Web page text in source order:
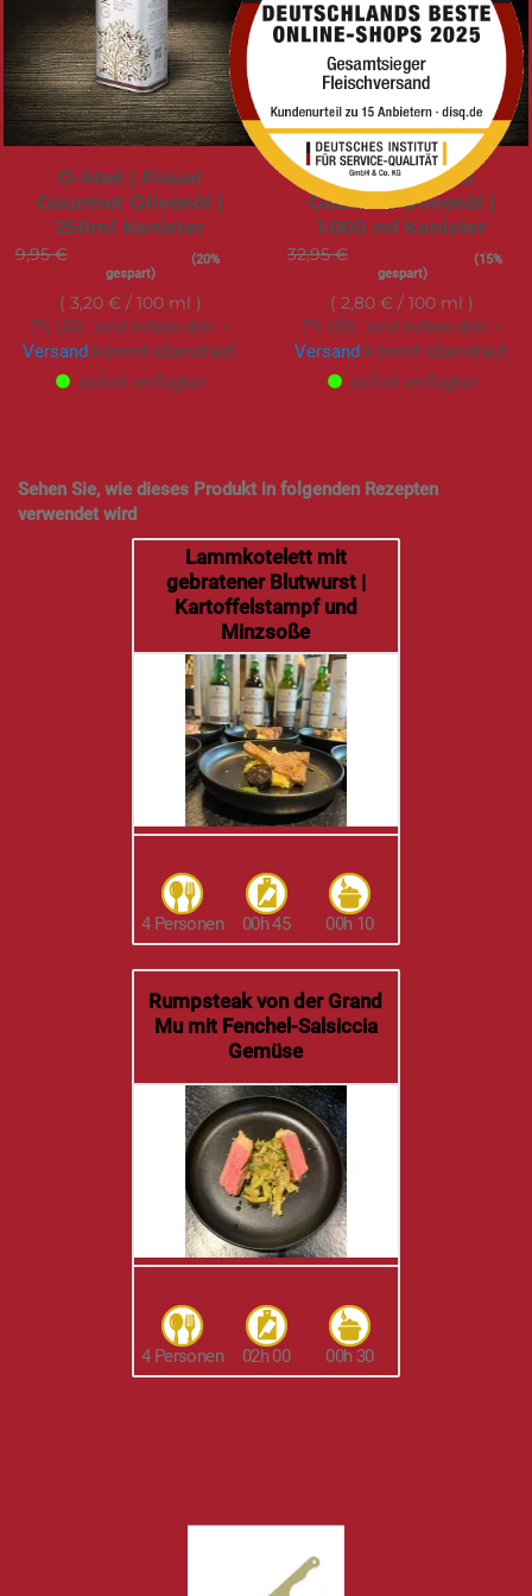
O-Med | Picual
Gourmet Olivenöl |
250ml Kanister
9,95 € Sonderangebot(20%
gespart)
3,20 €/ 100 ml
7% USt. sind schon drin –
Versandkommt obendrauf.
sofort verfügbar
O-Med | Picual
Gourmet Olivenöl |
1.000 ml Kanister
32,95 €
(15%
gespart)
2,80 € / 100 ml
7% USt. sind schon drin –
Versandkommt obendrauf.
sofort verfügbar
Sehen Sie, wie dieses Produkt in folgenden Rezepten
verwendet wird
Lammkotelett mit
gebratener Blutwurst |
Kartoffelstampf und
Minzsoße
4 Personen 00h 45 00h 10
Rumpsteak von der Grand
Mu mit Fenchel-Salsiccia
Gemüse
4 Personen 02h 00 00h 30